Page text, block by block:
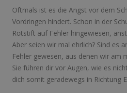
Oftmals ist es die Angst vor dem
Vordringen hindert. Schon in der
Rotstift auf Fehler hingewiesen,
Aber seien wir mal ehrlich? Sind es
Fehler gewesen, aus denen wir am
Sie führen dir vor Augen, wie es
dich somit geradewegs in Richtung